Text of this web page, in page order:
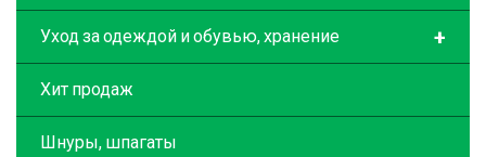
+
Уход за одеждой и обувью, хранение
Хит продаж
Шнуры, шпагаты